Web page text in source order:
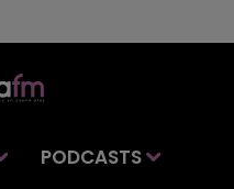
PODCASTS